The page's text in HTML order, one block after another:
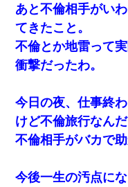
あと不倫相手がい
てきたこと。
不倫とか地雷って
衝撃だったわ。
今日の夜、仕事終
けど不倫旅行なんだ
不倫相手がバカで
今後一生の汚点に